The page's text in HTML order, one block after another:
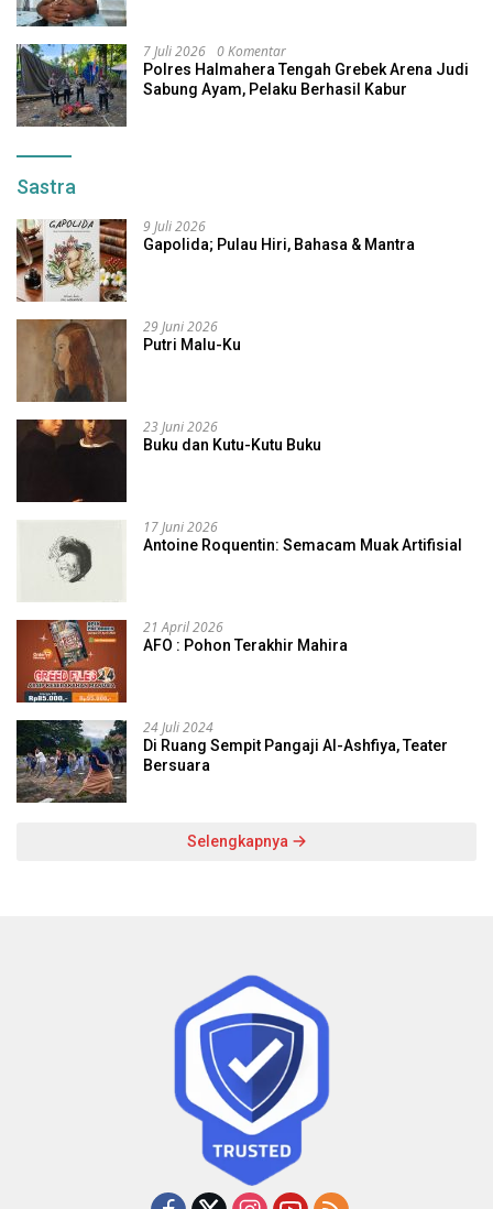
7 Juli 2026 0 Komentar
Polres Halmahera Tengah Grebek Arena Judi
Sabung Ayam, Pelaku Berhasil Kabur
Sastra
9 Juli 2026
Gapolida; Pulau Hiri, Bahasa & Mantra
29 Juni 2026
Putri Malu-Ku
23 Juni 2026
Buku dan Kutu-Kutu Buku
17 Juni 2026
Antoine Roquentin: Semacam Muak Artifisial
21 April 2026
AFO : Pohon Terakhir Mahira
24 Juli 2024
Di Ruang Sempit Pangaji Al-Ashfiya, Teater
Bersuara
Selengkapnya